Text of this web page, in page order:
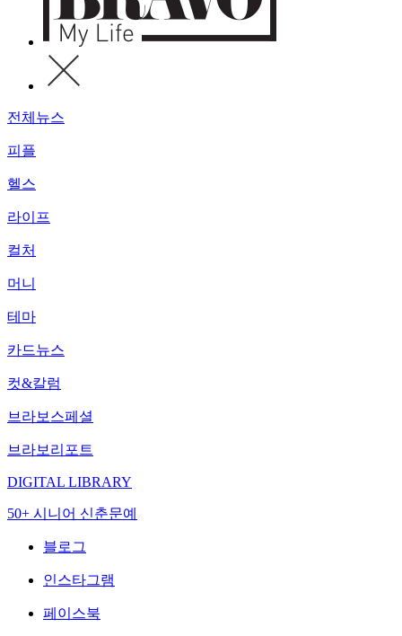
전체뉴스
피플
헬스
라이프
컬처
머니
테마
카드뉴스
컷&칼럼
브라보스페셜
브라보리포트
DIGITAL LIBRARY
50+ 시니어 신춘문예
블로그
인스타그램
페이스북